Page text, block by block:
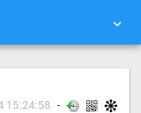
MUR D'IMAGES
15:24:58